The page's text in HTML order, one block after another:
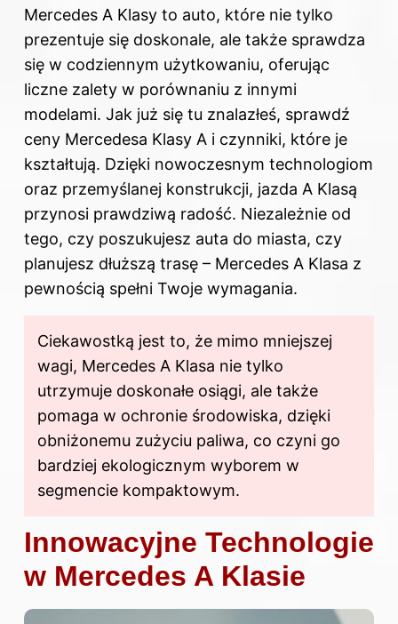
Mercedes A Klasy to auto, które nie tylko
prezentuje się doskonale, ale także sprawdza
się w codziennym użytkowaniu, oferując
liczne zalety w porównaniu z innymi
modelami. Jak już się tu znalazłeś, sprawdź
ceny Mercedesa Klasy A i czynniki, które je
kształtują. Dzięki nowoczesnym technologiom
oraz przemyślanej konstrukcji, jazda A Klasą
przynosi prawdziwą radość. Niezależnie od
tego, czy poszukujesz auta do miasta, czy
planujesz dłuższą trasę – Mercedes A Klasa z
pewnością spełni Twoje wymagania.
Ciekawostką jest to, że mimo mniejszej
wagi, Mercedes A Klasa nie tylko
utrzymuje doskonałe osiągi, ale także
pomaga w ochronie środowiska, dzięki
obniżonemu zużyciu paliwa, co czyni go
bardziej ekologicznym wyborem w
segmencie kompaktowym.
Innowacyjne Technologie
w Mercedes A Klasie